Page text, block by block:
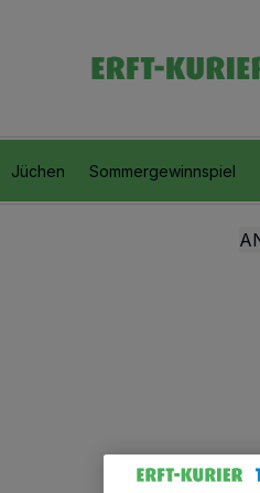
Jüchen Sommergewinnspiel